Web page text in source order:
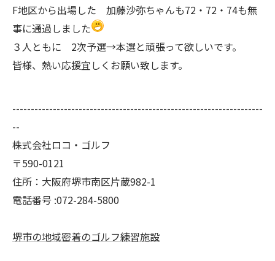
F地区から出場した 加藤沙弥ちゃんも72・72・74も無
事に通過しました
３人ともに 2次予選→本選と頑張って欲しいです。
皆様、熱い応援宜しくお願い致します。
--------------------------------------------------------------------
--
株式会社ロコ・ゴルフ
〒590-0121
住所：大阪府堺市南区片蔵982-1
電話番号 :072-284-5800
堺市の地域密着のゴルフ練習施設